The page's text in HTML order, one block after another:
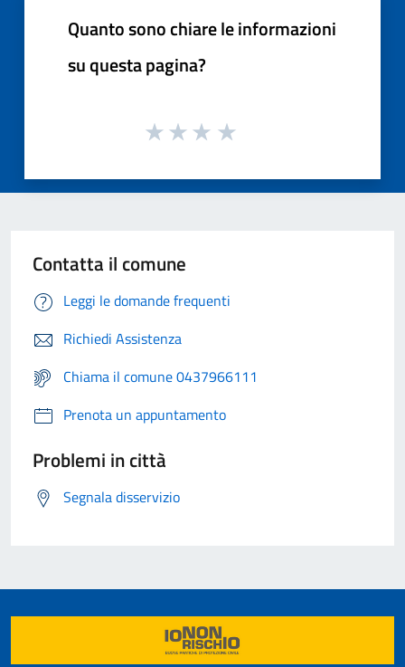
Quanto sono chiare le informazioni
su questa pagina?
Contatta il comune
Leggi le domande frequenti
Richiedi Assistenza
Chiama il comune 0437966111
Prenota un appuntamento
Problemi in città
Segnala disservizio